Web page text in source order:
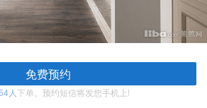
免费预约
人下单。预约短信将发您手机上!